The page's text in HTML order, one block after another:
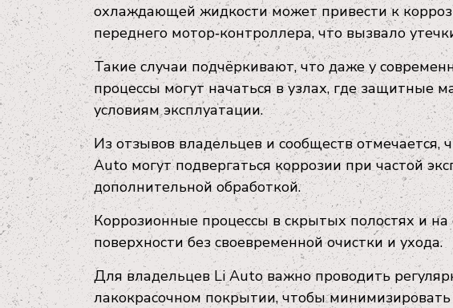
охлаждающей жидкости может привести к
переднего мотор‑контроллера, что вызвало
Такие случаи подчёркивают, что даже у
процессы могут начаться в узлах, где защитные
условиям эксплуатации.
Из отзывов владельцев и сообществ
Auto могут подвергаться коррозии при частой
дополнительной обработкой.
Коррозионные процессы в скрытых полостях и на
поверхности без своевременной очистки и ухода.
Для владельцев Li Auto важно проводить
лакокрасочном покрытии, чтобы